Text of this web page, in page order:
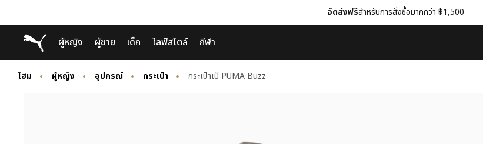
to
Main
content
to
Footer
Content
จัดส่งฟรีสำหรับการสั่งซื้อมากกว่า ฿1,500
Puma โฮม
ผู้หญิง ผู้ชาย เด็ก ไลฟ์สไตล์ กีฬา
โฮม ผู้หญิง อุปกรณ์ กระเป๋า กระเป๋าเป้ PUMA Buzz